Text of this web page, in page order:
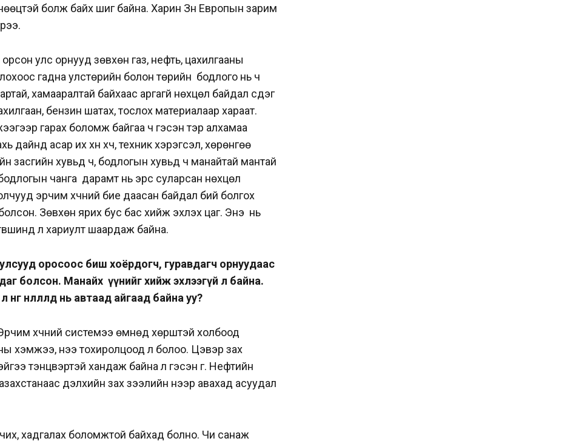
болж байх шиг байна. Харин Зүүн Европын зарим
улс орнууд зөвхөн газ, нефть, цахилгааны
гадна улстөрийн болон төрийн бодлого нь ч
хамааралтай байхаас аргагүй нөхцөл байдал үүсдэг
бензин шатах, тослох материалаар хараат.
гарах боломж байгаа ч гэсэн тэр алхамаа
дайнд асар их хүн хүч, техник хэрэгсэл, хөрөнгөө
засгийн хувьд ч, бодлогын хувьд ч манайтай мантай
чанга дарамт нь эрс суларсан нөхцөл
эрчим хүчний бие даасан байдал бий болгох
Зөвхөн ярих бус бас хийж эхлэх цаг. Энэ нь
л хариулт шаардаж байна.
оросоос биш хоёрдогч, гуравдагч орнуудаас
болсон. Манайх үүнийг хийж эхлээгүй л байна.
нөлөөлөлд нь автаад айгаад байна уу?
Эрчим хүчний системээ өмнөд хөрштэй холбоод
хэмжээ, үнээ тохиролцоод л болоо. Цэвэр зах
тэнцвэртэй хандаж байна л гэсэн үг. Нефтийн
дэлхийн зах зээлийн үнээр авахад асуудал
хадгалах боломжтой байхад болно. Чи санаж